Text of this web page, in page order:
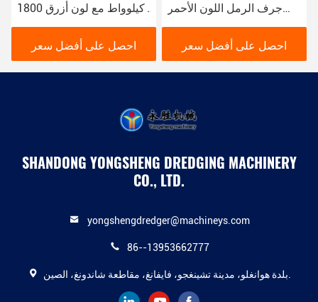
كيلوواط مع لون أزرق 1800
م 3 / ساعة للجرف النهري
YSCSD350
احصل على أفضل سعر
جرف الرمل اللون الأحمر
16kw قارب جرف الوحل
احصل على أفضل سعر
SHANDONG YONGSHENG DREDGING MACHINERY
CO., LTD.
yongshengdredger@machineys.com
86--13953662777
بلدة هوانغلو، مدينة تشينغجو، فايفانغ، مقاطعة شاندونغ، الصين.